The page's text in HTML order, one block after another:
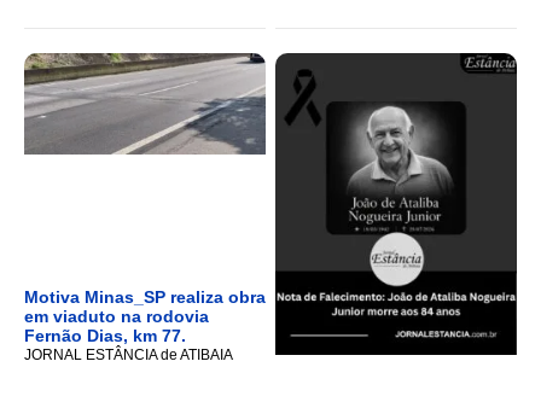
Motiva Minas_SP realiza obra
em viaduto na rodovia
Fernão Dias, km 77.
JORNAL ESTÂNCIA de ATIBAIA